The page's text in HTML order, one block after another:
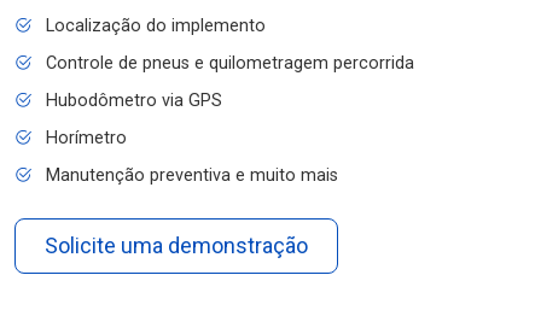
Localização do implemento
Controle de pneus e quilometragem percorrida
Hubodômetro via GPS
Horímetro
Manutenção preventiva e muito mais
Solicite uma demonstração